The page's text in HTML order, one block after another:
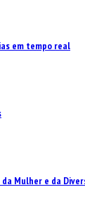
em tempo real
Mulher e da